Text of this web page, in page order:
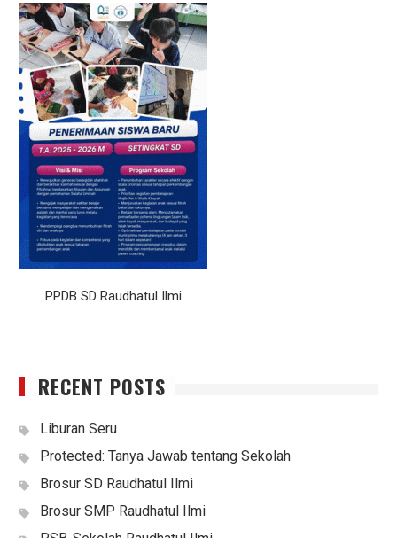
PPDB SD Raudhatul Ilmi
RECENT POSTS
Liburan Seru
Protected: Tanya Jawab tentang Sekolah
Brosur SD Raudhatul Ilmi
Brosur SMP Raudhatul Ilmi